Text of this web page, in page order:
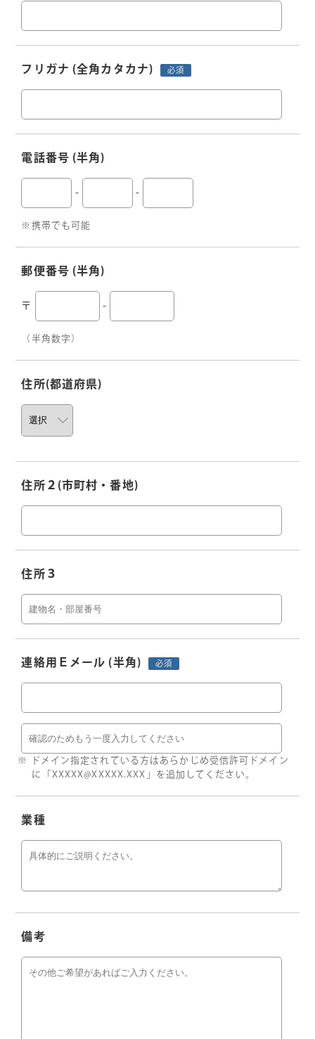
フリガナ (全角カタカナ) 必須
電話番号 (半角)
- -
※携帯でも可能
郵便番号 (半角)
〒 -
（半角数字）
住所(都道府県)
住所２ (市町村・番地)
住所３
連絡用Ｅメール (半角) 必須
ドメイン指定されている方はあらかじめ受信許可ドメイン
に「XXXXX@XXXXX.XXX」を追加してください。
業種
備考